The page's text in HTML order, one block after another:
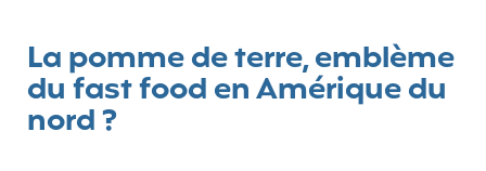
La pomme de terre, emblème
du fast food en Amérique du
nord ?